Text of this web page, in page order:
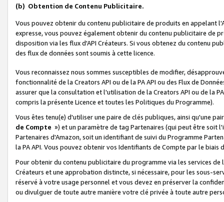
(b) Obtention de Contenu Publicitaire.
Vous pouvez obtenir du contenu publicitaire de produits en appelant
expresse, vous pouvez également obtenir du contenu publicitaire de
disposition via les flux d'API Créateurs. Si vous obtenez du contenu
des flux de données sont soumis à cette licence.
Vous reconnaissez nous sommes susceptibles de modifier,
fonctionnalité de la Creators API ou de la PA API ou des Flux de
assurer que la consultation et l'utilisation de la Creators API ou de la
compris la présente Licence et toutes les Politiques du Programme).
Vous êtes tenu(e) d'utiliser une paire de clés publiques, ainsi qu'une
de Compte ») et un paramètre de tag Partenaires (qui peut être soit
Partenaires d'Amazon, soit un identifiant de suivi du Programme
la PA API. Vous pouvez obtenir vos Identifiants de Compte par le biais
Pour obtenir du contenu publicitaire du programme via les services
Créateurs et une approbation distincte, si nécessaire, pour les sous-
réservé à votre usage personnel et vous devez en préserver la
ou divulguer de toute autre manière votre clé privée à toute autre